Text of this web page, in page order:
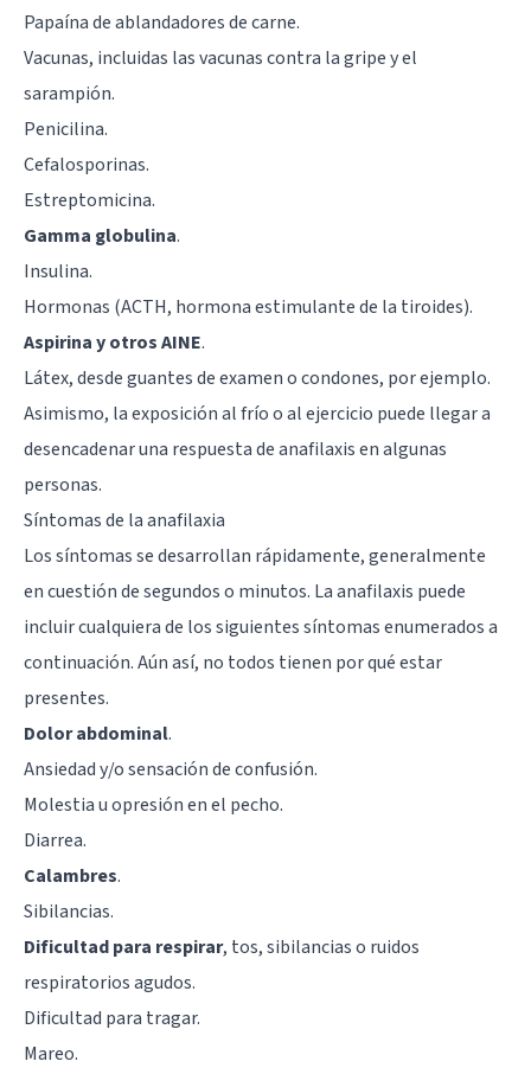
Papaína de ablandadores de carne.
Vacunas, incluidas las vacunas contra la gripe y el
sarampión.
Penicilina.
Cefalosporinas.
Estreptomicina.
Gamma globulina.
Insulina.
Hormonas (ACTH, hormona estimulante de la tiroides).
Aspirina y otros AINE.
Látex, desde guantes de examen o condones, por ejemplo.
Asimismo, la exposición al frío o al ejercicio puede llegar a
desencadenar una respuesta de anafilaxis en algunas
personas.
Síntomas de la anafilaxia
Los síntomas se desarrollan rápidamente, generalmente
en cuestión de segundos o minutos. La anafilaxis puede
incluir cualquiera de los siguientes síntomas enumerados a
continuación. Aún así, no todos tienen por qué estar
presentes.
Dolor abdominal.
Ansiedad y/o sensación de confusión.
Molestia u opresión en el pecho.
Diarrea.
Calambres.
Sibilancias.
Dificultad para respirar, tos, sibilancias o ruidos
respiratorios agudos.
Dificultad para tragar.
Mareo.